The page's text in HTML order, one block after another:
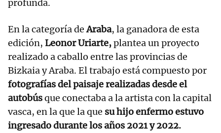
profunda.
En la categoría deAraba, la ganadora de esta
edición, Leonor Uriarte,plantea un proyecto
realizado a caballo entre las provincias de
Bizkaia y Araba. El trabajo está compuesto por
fotografías del paisaje realizadas desde el
autobúsque conectaba a la artista con la capital
vasca, en la que la que su hijo enfermo estuvo
ingresado durante los años 2021 y 2022.